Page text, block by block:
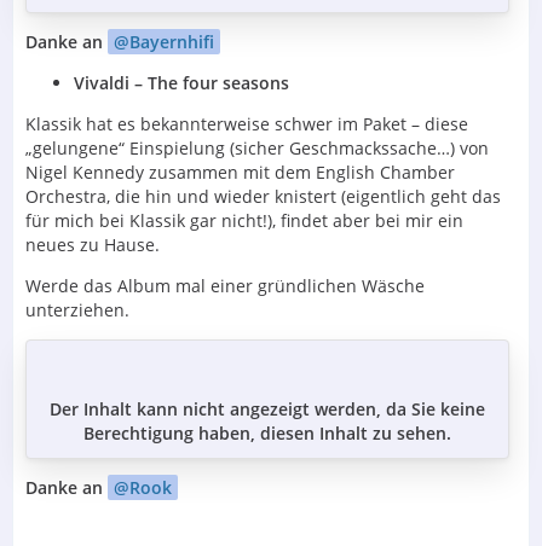
Danke an
Bayernhifi
Vivaldi – The four seasons
Klassik hat es bekannterweise schwer im Paket – diese
„gelungene“ Einspielung (sicher Geschmackssache…) von
Nigel Kennedy zusammen mit dem English Chamber
Orchestra, die hin und wieder knistert (eigentlich geht das
für mich bei Klassik gar nicht!), findet aber bei mir ein
neues zu Hause.
Werde das Album mal einer gründlichen Wäsche
unterziehen.
Der Inhalt kann nicht angezeigt werden, da Sie keine
Berechtigung haben, diesen Inhalt zu sehen.
Danke an Rook